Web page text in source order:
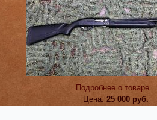
Подробнее о товаре...
Цена:25 000 руб.